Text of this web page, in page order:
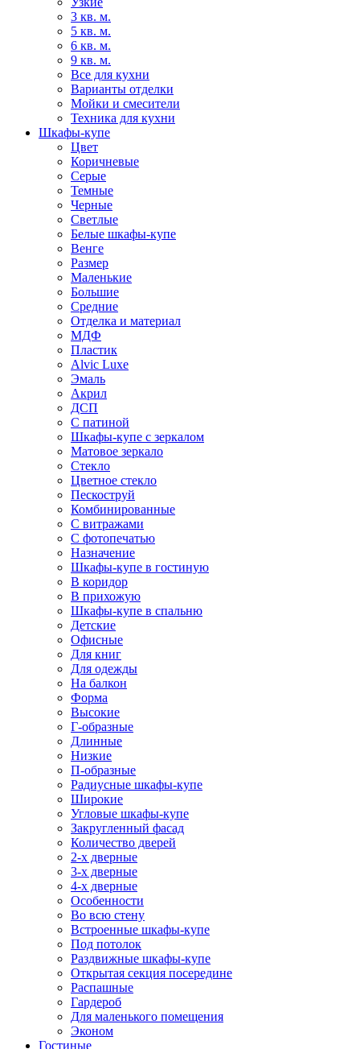
3 кв. м.
5 кв. м.
6 кв. м.
9 кв. м.
Все для кухни
Варианты отделки
Мойки и смесители
Техника для кухни
Шкафы-купе
Цвет
Коричневые
Серые
Темные
Черные
Светлые
Белые шкафы-купе
Венге
Размер
Маленькие
Большие
Средние
Отделка и материал
МДФ
Пластик
Alvic Luxe
Эмаль
Акрил
ДСП
С патиной
Шкафы-купе с зеркалом
Матовое зеркало
Стекло
Цветное стекло
Пескоструй
Комбинированные
С витражами
С фотопечатью
Назначение
Шкафы-купе в гостиную
В коридор
В прихожую
Шкафы-купе в спальню
Детские
Офисные
Для книг
Для одежды
На балкон
Форма
Высокие
Г-образные
Длинные
Низкие
П-образные
Радиусные шкафы-купе
Широкие
Угловые шкафы-купе
Закругленный фасад
Количество дверей
2-х дверные
3-х дверные
4-х дверные
Особенности
Во всю стену
Встроенные шкафы-купе
Под потолок
Раздвижные шкафы-купе
Открытая секция посередине
Распашные
Гардероб
Для маленького помещения
Эконом
Гостиные